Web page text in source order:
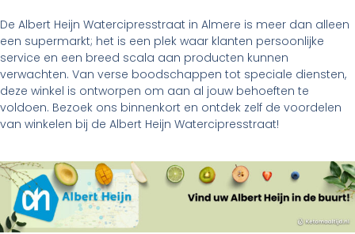
De Albert Heijn Watercipresstraat in Almere is meer dan alleen
een supermarkt; het is een plek waar klanten persoonlijke
service en een breed scala aan producten kunnen
verwachten. Van verse boodschappen tot speciale diensten,
deze winkel is ontworpen om aan al jouw behoeften te
voldoen. Bezoek ons binnenkort en ontdek zelf de voordelen
van winkelen bij de Albert Heijn Watercipresstraat!